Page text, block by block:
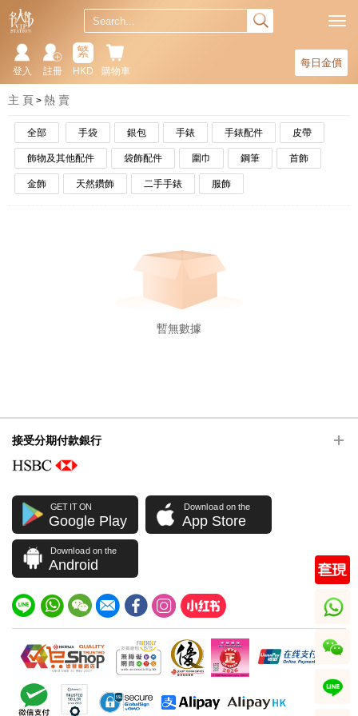
每日金價
購物車
繁
HKD
註冊
登入
主 頁 熱 賣
全部 手袋 銀包 手錶 手錶配件 皮帶
飾物及其他配件 袋飾配件 圍巾 鋼筆 首飾
金飾 天然鑽飾 二手手錶 服飾
暫無數據
接受分期付款銀行
GET IT ON
Google Play
Download on the
App Store
Download on the
Android
whatsapp